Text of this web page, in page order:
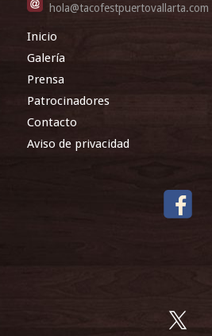
hola@tacofestpuertovallarta.com
Inicio
Galería
Prensa
Patrocinadores
Contacto
Aviso de privacidad